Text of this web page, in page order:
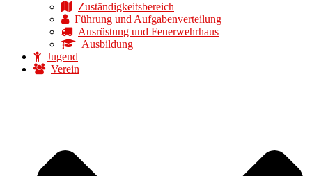
Zuständigkeitsbereich
Führung und Aufgabenverteilung
Ausrüstung und Feuerwehrhaus
Ausbildung
Jugend
Verein